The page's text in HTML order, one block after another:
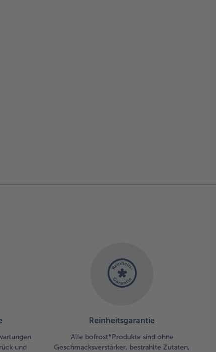
und
Reinheitsgarantie
Alle bofrost*Produkte sind ohne
Geschmacksverstärker, bestrahlte Zutaten,